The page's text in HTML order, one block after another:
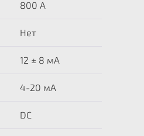
800 А
Нет
12 ± 8 мА
4-20 мА
DC